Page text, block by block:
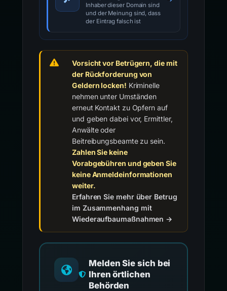
Inhaber dieser Domain sind
und der Meinung sind, dass
der Eintrag falsch ist
Vorsicht vor Betrügern, die mit
der Rückforderung von
Geldern locken! Kriminelle
nehmen unter Umständen
erneut Kontakt zu Opfern auf
und geben dabei vor, Ermittler,
Anwälte oder
Beitreibungsbeamte zu sein.
Zahlen Sie keine
Vorabgebühren und geben Sie
keine Anmeldeinformationen
weiter.
Erfahren Sie mehr über Betrug
im Zusammenhang mit
Wiederaufbaumaßnahmen →
Melden Sie sich bei
Ihren örtlichen
Behörden